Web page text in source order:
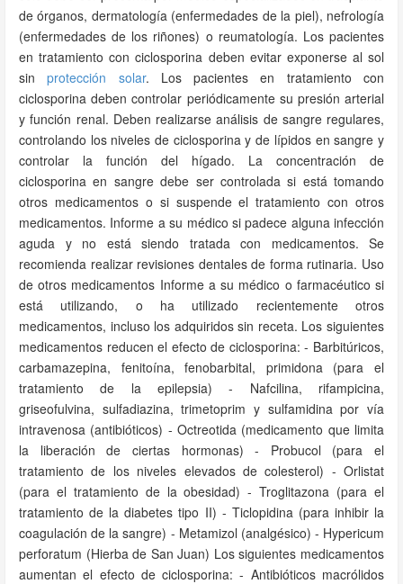
de órganos, dermatología (enfermedades de la piel), nefrología
(enfermedades de los riñones) o reumatología. Los pacientes
en tratamiento con ciclosporina deben evitar exponerse al sol
sinprotección solar. Los pacientes en tratamiento con
ciclosporina deben controlar periódicamente su presión arterial
y función renal. Deben realizarse análisis de sangre regulares,
controlando los niveles de ciclosporina y de lípidos en sangre y
controlar la función del hígado. La concentración de
ciclosporina en sangre debe ser controlada si está tomando
otros medicamentos o si suspende el tratamiento con otros
medicamentos. Informe a su médico si padece alguna infección
aguda y no está siendo tratada con medicamentos. Se
recomienda realizar revisiones dentales de forma rutinaria. Uso
de otros medicamentos Informe a su médico o farmacéutico si
está utilizando, o ha utilizado recientemente otros
medicamentos, incluso los adquiridos sin receta. Los siguientes
medicamentos reducen el efecto de ciclosporina: - Barbitúricos,
carbamazepina, fenitoína, fenobarbital, primidona (para el
tratamiento de la epilepsia) - Nafcilina, rifampicina,
griseofulvina, sulfadiazina, trimetoprim y sulfamidina por vía
intravenosa (antibióticos) - Octreotida (medicamento que limita
la liberación de ciertas hormonas) - Probucol (para el
tratamiento de los niveles elevados de colesterol) - Orlistat
(para el tratamiento de la obesidad) - Troglitazona (para el
tratamiento de la diabetes tipo II) - Ticlopidina (para inhibir la
coagulación de la sangre) - Metamizol (analgésico) - Hypericum
perforatum (Hierba de San Juan) Los siguientes medicamentos
aumentan el efecto de ciclosporina: - Antibióticos macrólidos